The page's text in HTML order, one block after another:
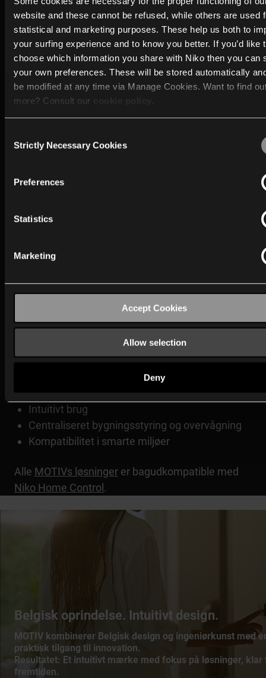
website and these cannot be refused, while others are used
statistical and marketing purposes. These help us both to
your surfing experience and to know you better. If you’d like
choose which information you share with Niko then you can
your own preferences. These will be stored automatically
be modified at any time via Manage Cookies. Want to find
more? Consult our
.
We work with40 third parties
who may receive and
Selection
Strictly Necessary Cookies
Preferences
Statistics
Marketing
Accept Cookies
Allow selection
Deny
Hvorfor et nyt brand inden for
MOTIV er det oplagte næste kapitel i en historie, der
udfoldet sig i årevis.
Efterhånden som intelligente bygninger er blevet
almindelige, ændrer forventningerne sig også. Folk
opmærksomhed men gør livet behageligt, både
Med MOTIV kan installatører og slutbrugere fortsat
med en ny generation af bygningsintelligens.
Hvad kan du forvente af MOTIV?
MOTIV kombinerer teknologi med praktisk
Produkterne og løsningerne er udviklet med fokus på:
Nem installation
Intuitivt brug
Centraliseret bygningsstyring og overvågning
Kompatibilitet i smarte miljøer
Alle MOTIVs løsninger er bagudkompatible med
Niko Home Control .
Belgisk oprindelse. Intuitivt design.
MOTIV kombinerer Belgisk design og ingeniørkunst med
praktisk tilgang til innovation.
Resultatet: Et intuitivt mærke med fokus på løsninger, klar
fremtiden.